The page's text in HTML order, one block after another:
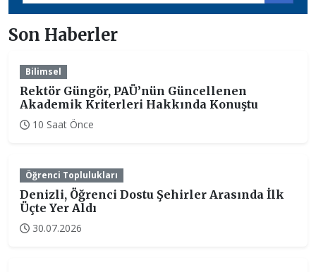
Son Haberler
Bilimsel
Rektör Güngör, PAÜ’nün Güncellenen
Akademik Kriterleri Hakkında Konuştu
10 Saat Önce
Öğrenci Toplulukları
Denizli, Öğrenci Dostu Şehirler Arasında İlk
Üçte Yer Aldı
30.07.2026